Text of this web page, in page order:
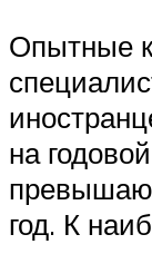
Опытные
на
год. К